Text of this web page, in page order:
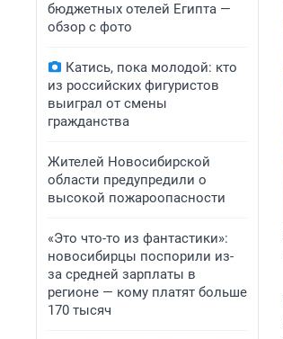
бюджетных отелей Египта —
обзор с фото
Катись, пока молодой: кто
из российских фигуристов
выиграл от смены
гражданства
Жителей Новосибирской
области предупредили о
высокой пожароопасности
«Это что-то из фантастики»:
новосибирцы поспорили из-
за средней зарплаты в
регионе — кому платят больше
170 тысяч